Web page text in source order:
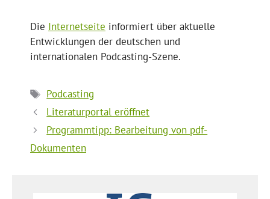
Die Internetseite informiert über aktuelle
Entwicklungen der deutschen und
internationalen Podcasting-Szene.
Schlagwörter
Podcasting
Literaturportal eröffnet
Programmtipp: Bearbeitung von pdf-
Dokumenten